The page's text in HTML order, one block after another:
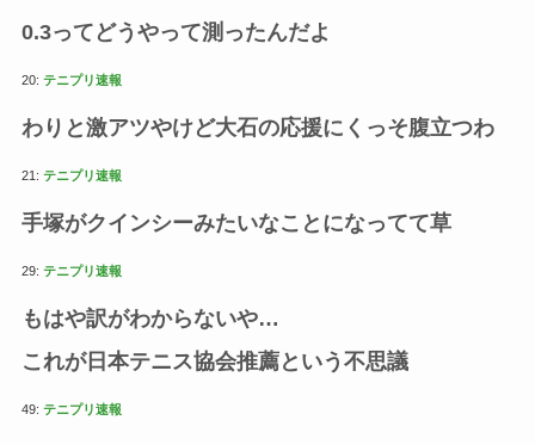
0.3ってどうやって測ったんだよ
20: テニプリ速報
わりと激アツやけど大石の応援にくっそ腹立つわ
21: テニプリ速報
手塚がクインシーみたいなことになってて草
29: テニプリ速報
もはや訳がわからないや…
これが日本テニス協会推薦という不思議
49: テニプリ速報